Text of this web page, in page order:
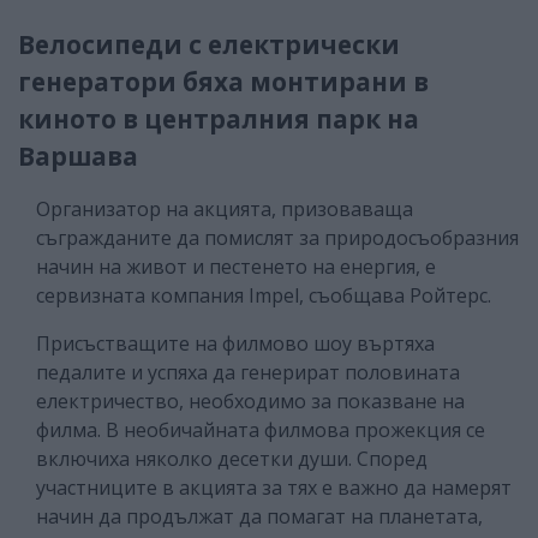
Велосипеди с електрически
генератори бяха монтирани в
киното в централния парк на
Варшава
Организатор на акцията, призоваваща
съгражданите да помислят за природосъобразния
начин на живот и пестенето на енергия, е
сервизната компания Impel, съобщава Ройтерс.
Присъстващите на филмово шоу въртяха
педалите и успяха да генерират половината
електричество, необходимо за показване на
филма. В необичайната филмова прожекция се
включиха няколко десетки души. Според
участниците в акцията за тях е важно да намерят
начин да продължат да помагат на планетата,